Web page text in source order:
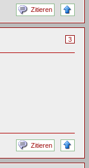
Zitieren
3
Zitieren